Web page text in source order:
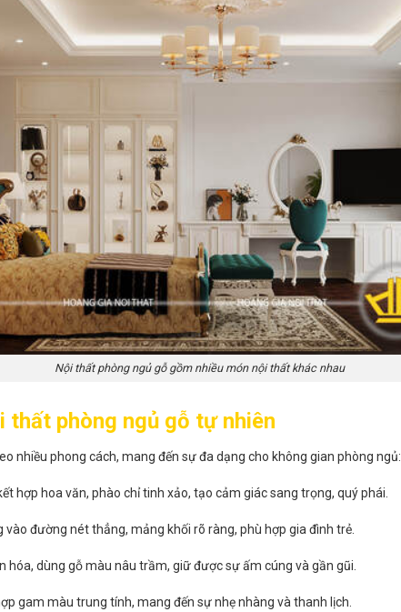
Nội thất phòng ngủ gỗ gồm nhiều món nội thất khác nhau
thất phòng ngủ gỗ tự nhiên
nhiều phong cách, mang đến sự đa dạng cho không gian phòng ngủ:
hợp hoa văn, phào chỉ tinh xảo, tạo cảm giác sang trọng, quý phái.
vào đường nét thẳng, mảng khối rõ ràng, phù hợp gia đình trẻ.
hóa, dùng gỗ màu nâu trầm, giữ được sự ấm cúng và gần gũi.
gam màu trung tính, mang đến sự nhẹ nhàng và thanh lịch.